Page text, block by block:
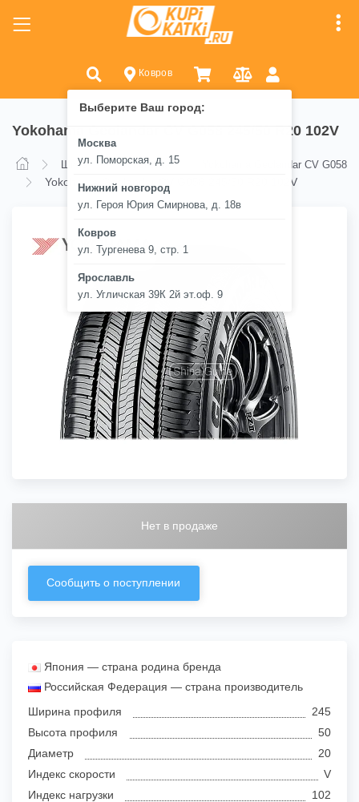
Ковров
Выберите Ваш город:
Москва
ул. Поморская, д. 15
Нижний новгород
ул. Героя Юрия Смирнова, д. 18в
Ковров
ул. Тургенева 9, стр. 1
Ярославль
ул. Угличская 39К 2й эт.оф. 9
Yokohama Geolandar CV G058 245/50 R20 102V
Шины Yokohama Yokohama Geolandar CV G058
Yokohama Geolandar CV G058 245/50 R20 102V
Нет в продаже
Сообщить о поступлении
Япония — страна родина бренда
Российская Федерация — страна производитель
Ширина профиля
245
Высота профиля
50
Диаметр
20
Индекс скорости
V
Индекс нагрузки
102